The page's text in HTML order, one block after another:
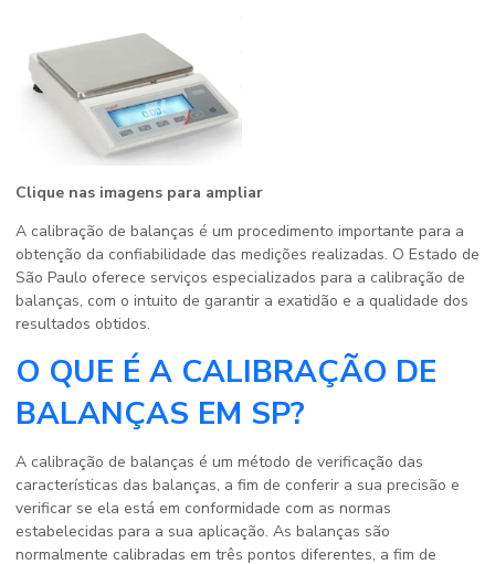
Clique nas imagens para ampliar
A calibração de balanças é um procedimento importante para a
obtenção da confiabilidade das medições realizadas. O Estado de
São Paulo oferece serviços especializados para a calibração de
balanças, com o intuito de garantir a exatidão e a qualidade dos
resultados obtidos.
O QUE É A CALIBRAÇÃO DE
BALANÇAS EM SP?
A calibração de balanças é um método de verificação das
características das balanças, a fim de conferir a sua precisão e
verificar se ela está em conformidade com as normas
estabelecidas para a sua aplicação. As balanças são
normalmente calibradas em três pontos diferentes, a fim de